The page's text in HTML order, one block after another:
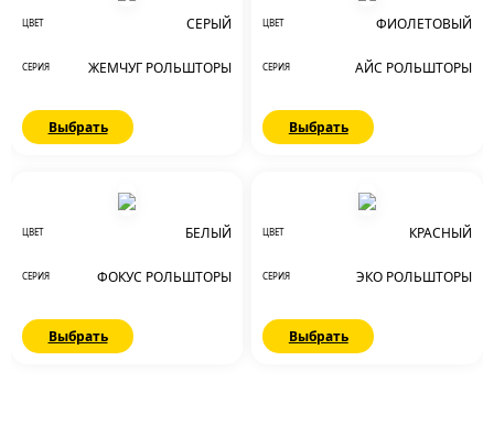
ЦВЕТ СЕРЫЙ
СЕРИЯ ЖЕМЧУГ РОЛЬШТОРЫ
Выбрать
ЦВЕТ ФИОЛЕТОВЫЙ
СЕРИЯ АЙС РОЛЬШТОРЫ
Выбрать
ЦВЕТ БЕЛЫЙ
СЕРИЯ ФОКУС РОЛЬШТОРЫ
Выбрать
ЦВЕТ КРАСНЫЙ
СЕРИЯ ЭКО РОЛЬШТОРЫ
Выбрать